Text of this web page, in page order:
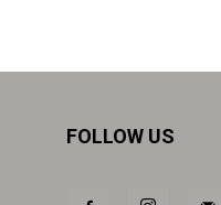
FOLLOW US